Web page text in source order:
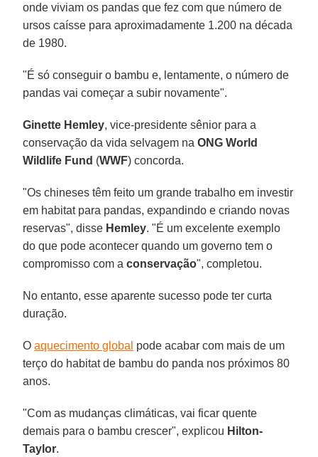
onde viviam os pandas que fez com que número de
ursos caísse para aproximadamente 1.200 na década
de 1980.
"É só conseguir o bambu e, lentamente, o número de
pandas vai começar a subir novamente".
Ginette Hemley, vice-presidente sênior para a
conservação da vida selvagem naONG World
Wildlife Fund (WWF) concorda.
"Os chineses têm feito um grande trabalho em investir
em habitat para pandas, expandindo e criando novas
reservas", disse Hemley. "É um excelente exemplo
do que pode acontecer quando um governo tem o
compromisso com aconservação", completou.
No entanto, esse aparente sucesso pode ter curta
duração.
Oaquecimento global pode acabar com mais de um
terço do habitat de bambu do panda nos próximos 80
anos.
"Com as mudanças climáticas, vai ficar quente
demais para o bambu crescer", explicou Hilton-
Taylor.